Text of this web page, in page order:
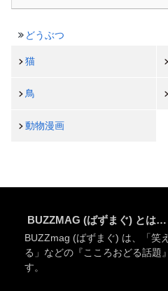
どうぶつ
猫
鳥
動物漫画
BUZZMAG (ばずまぐ) とは…
BUZZmag (ばずまぐ) は、「笑
る」などの『こころおどる話題
す。